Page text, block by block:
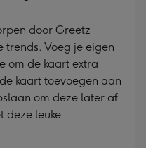
door Greetz
trends. Voeg je eigen
om de kaart extra
kaart toevoegen aan
om deze later af
deze leuke